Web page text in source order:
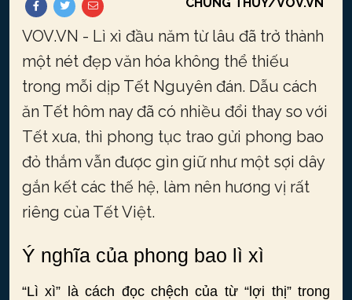
VOV.VN - Lì xì đầu năm từ lâu đã trở thành
một nét đẹp văn hóa không thể thiếu
trong mỗi dịp Tết Nguyên đán. Dẫu cách
ăn Tết hôm nay đã có nhiều đổi thay so với
Tết xưa, thì phong tục trao gửi phong bao
đỏ thắm vẫn được gìn giữ như một sợi dây
gắn kết các thế hệ, làm nên hương vị rất
riêng của Tết Việt.
Ý nghĩa của phong bao lì xì
“Lì xì” là cách đọc chệch của từ “lợi thị” trong